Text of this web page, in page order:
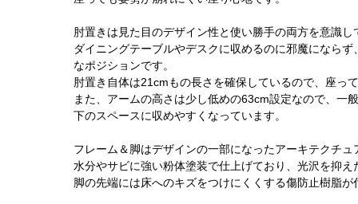
肘置きは見た目のデザイン性と使い勝手の両方を意識
ダイニングテーブルやデスクに収めるのに邪魔になら
なポジションです。
肘置き自体は21cmもの長さを確保しているので、座っ
また、アームの高さは少し低めの63cm設定なので、一
下のスペースに収めやすくなっています。
フレーム＆脚はデザインの一部になったアーキテクチュ
水分やサビに強い粉体塗装で仕上げており、光沢を抑
脚の先端には床へのキズをつけにくくする傷防止樹脂が